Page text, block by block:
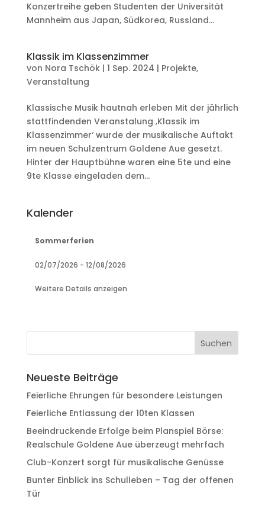
Konzertreihe geben Studenten der Universität
Mannheim aus Japan, Südkorea, Russland...
Klassik im Klassenzimmer
von Nora Tschök| 1 Sep. 2024 | Projekte,
Veranstaltung
Klassische Musik hautnah erleben Mit der jährlich
stattfindenden Veranstalung ‚Klassik im
Klassenzimmer‘ wurde der musikalische Auftakt
im neuen Schulzentrum Goldene Aue gesetzt.
Hinter der Hauptbühne waren eine 5te und eine
9te Klasse eingeladen dem...
Kalender
Sommerferien
02/07/2026 - 12/08/2026
Weitere Details anzeigen
Neueste Beiträge
Feierliche Ehrungen für besondere Leistungen
Feierliche Entlassung der 10ten Klassen
Beeindruckende Erfolge beim Planspiel Börse:
Realschule Goldene Aue überzeugt mehrfach
Club-Konzert sorgt für musikalische Genüsse
Bunter Einblick ins Schulleben – Tag der offenen
Tür